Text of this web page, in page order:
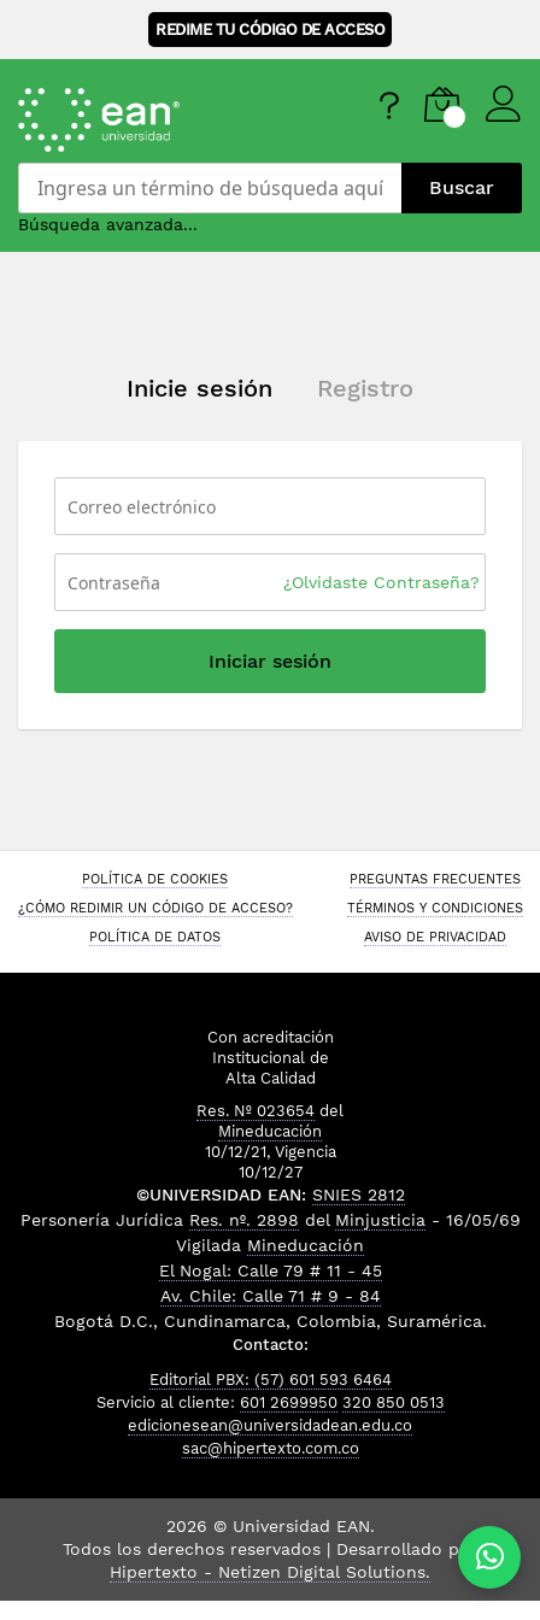
REDIME TU CÓDIGO DE ACCESO
Buscar
Búsqueda avanzada...
Inicie sesión Registro
¿Olvidaste Contraseña?
Iniciar sesión
POLÍTICA DE COOKIES
PREGUNTAS FRECUENTES
¿CÓMO REDIMIR UN CÓDIGO DE ACCESO?
TÉRMINOS Y CONDICIONES
POLÍTICA DE DATOS
AVISO DE PRIVACIDAD
Con acreditación
Institucional de
Alta Calidad
Res. Nº 023654 del
Mineducación
10/12/21, Vigencia
10/12/27
©UNIVERSIDAD EAN: SNIES 2812
Personería Jurídica Res. nº. 2898 del Minjusticia - 16/05/69
Vigilada Mineducación
El Nogal: Calle 79 # 11 - 45
Av. Chile: Calle 71 # 9 - 84
Bogotá D.C., Cundinamarca, Colombia, Suramérica.
Contacto:
Editorial PBX: (57) 601 593 6464
Servicio al cliente: 601 2699950 320 850 0513
edicionesean@universidadean.edu.co
sac@hipertexto.com.co
2026 © Universidad EAN.
Todos los derechos reservados | Desarrollado por
Hipertexto - Netizen Digital Solutions.